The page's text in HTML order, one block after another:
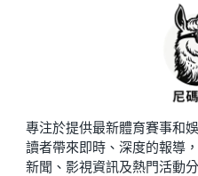
專注於提供最新體育賽事和
讀者帶來即時、深度的報導
新聞、影視資訊及熱門活動